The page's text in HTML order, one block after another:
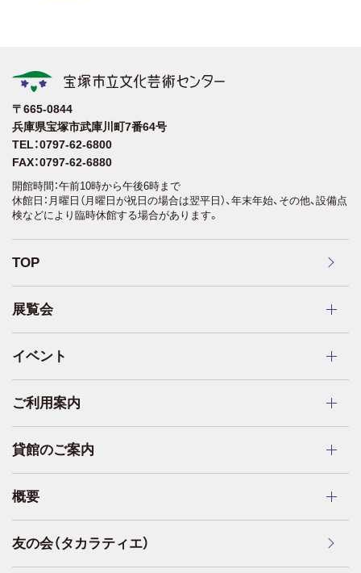
TOP
展覧会
イベント
ご利用案内
貸館のご案内
概要
友の会（タカラティエ）
〒665-0844
兵庫県宝塚市武庫川町7番64号
TEL：0797-62-6800
FAX：0797-62-6880
開館時間：午前10時から午後6時まで
休館日：月曜日（月曜日が祝日の場合は翌平日）、年末年始、その他、設備点
検などにより臨時休館する場合があります。